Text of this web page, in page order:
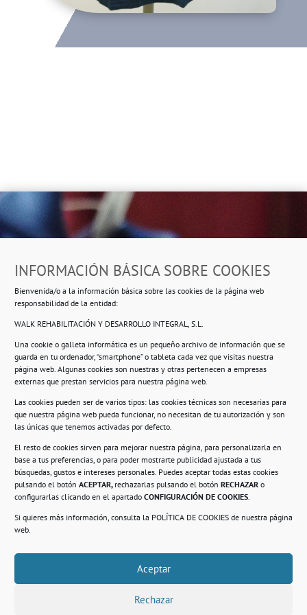
INFORMACIÓN BÁSICA SOBRE COOKIES
Bienvenida/o a la información básica sobre las cookies de la página web
responsabilidad de la entidad:
WALK REHABILITACIÓN Y DESARROLLO INTEGRAL, S.L.
Una cookie o galleta informática es un pequeño archivo de información que se
guarda en tu ordenador, “smartphone” o tableta cada vez que visitas nuestra
página web. Algunas cookies son nuestras y otras pertenecen a empresas
externas que prestan servicios para nuestra página web.
Las cookies pueden ser de varios tipos: las cookies técnicas son necesarias para
que nuestra página web pueda funcionar, no necesitan de tu autorización y son
las únicas que tenemos activadas por defecto.
El resto de cookies sirven para mejorar nuestra página, para personalizarla en
base a tus preferencias, o para poder mostrarte publicidad ajustada a tus
búsquedas, gustos e intereses personales. Puedes aceptar todas estas cookies
pulsando el botón ACEPTAR, rechazarlas pulsando el botón RECHAZAR o
configurarlas clicando en el apartado CONFIGURACIÓN DE COOKIES.
Si quieres más información, consulta la POLÍTICA DE COOKIES de nuestra página
web.
Aceptar
Rechazar
Ropero Solidario de Usera
Beasáin 25-33posterior, local 3 – 28041 Madrid
Información
Compromiso con la protección de datos
Política de Cookies.
© 2021. Realizado en el Centro de Rehabilitación